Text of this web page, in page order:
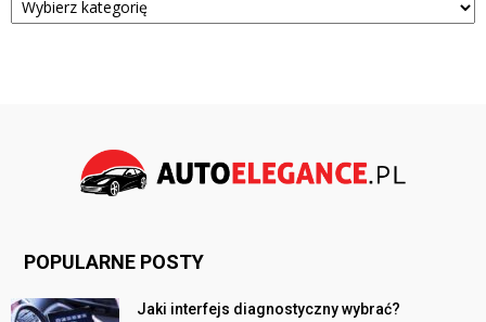
POPULARNE POSTY
Jaki interfejs diagnostyczny wybrać?